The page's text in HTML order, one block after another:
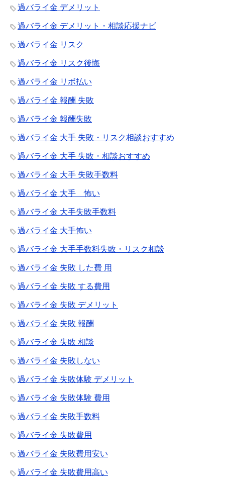
過バライ金 デメリット
過バライ金 デメリット・相談応援ナビ
過バライ金 リスク
過バライ金 リスク後悔
過バライ金 リボ払い
過バライ金 報酬 失敗
過バライ金 報酬失敗
過バライ金 大手 失敗・リスク相談おすすめ
過バライ金 大手 失敗・相談おすすめ
過バライ金 大手 失敗手数料
過バライ金 大手 怖い
過バライ金 大手失敗手数料
過バライ金 大手怖い
過バライ金 大手手数料失敗・リスク相談
過バライ金 失敗 した費 用
過バライ金 失敗 する費用
過バライ金 失敗 デメリット
過バライ金 失敗 報酬
過バライ金 失敗 相談
過バライ金 失敗しない
過バライ金 失敗体験 デメリット
過バライ金 失敗体験 費用
過バライ金 失敗手数料
過バライ金 失敗費用
過バライ金 失敗費用安い
過バライ金 失敗費用高い